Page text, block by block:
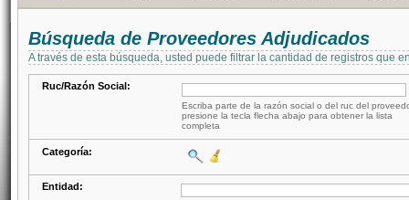
Búsqueda de Proveedores Adjudicados
A través de esta búsqueda, usted puede filtrar la cantidad de registros que
Ruc/Razón Social:
Escriba parte de la razón social o del ruc del
presione la tecla flecha abajo para obtener la lista
completa
Categoría:
Entidad: